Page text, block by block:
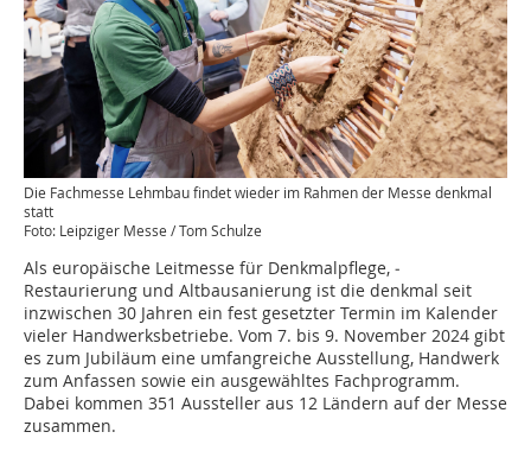
Die Fachmesse Lehmbau findet wieder im Rahmen der Messe denkmal
statt
Foto: Leipziger Messe / Tom Schulze
Als europäische Leitmesse für Denkmalpflege, ­
Restaurierung und Altbausanierung ist die denkmal seit
inzwischen 30 Jahren ein fest gesetzter Termin im Kalender
vieler Handwerksbetriebe. Vom 7. bis 9. November 2024 gibt
es zum Jubiläum eine umfangreiche Ausstellung, Handwerk
zum Anfassen sowie ein ausgewähltes Fachprogramm.
Dabei kommen 351 Aussteller aus 12 Ländern auf der Messe
zusammen.